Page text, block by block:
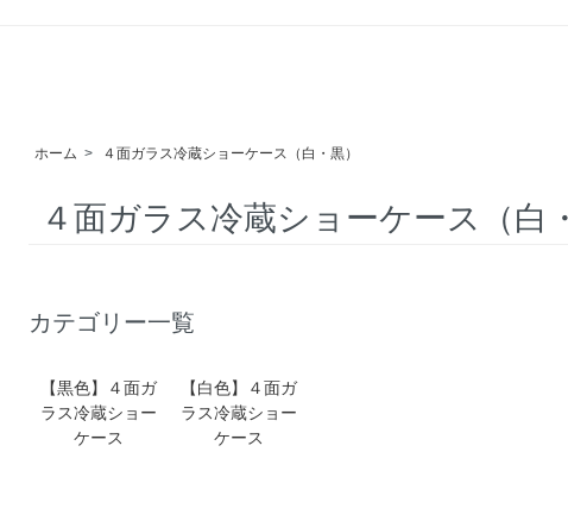
ホーム > ４面ガラス冷蔵ショーケース（白・黒）
４面ガラス冷蔵ショーケース（白
カテゴリー一覧
【黒色】４面ガ
ラス冷蔵ショー
ケース
【白色】４面ガ
ラス冷蔵ショー
ケース